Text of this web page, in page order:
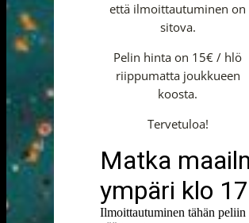
että ilmoittautuminen on
sitova.
Pelin hinta on 15€ / hlö
riippumatta joukkueen
koosta.
Tervetuloa!